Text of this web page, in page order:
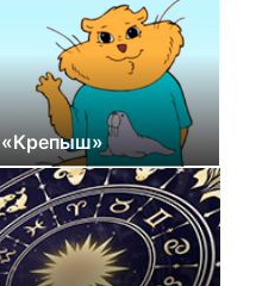
«Крепыш»